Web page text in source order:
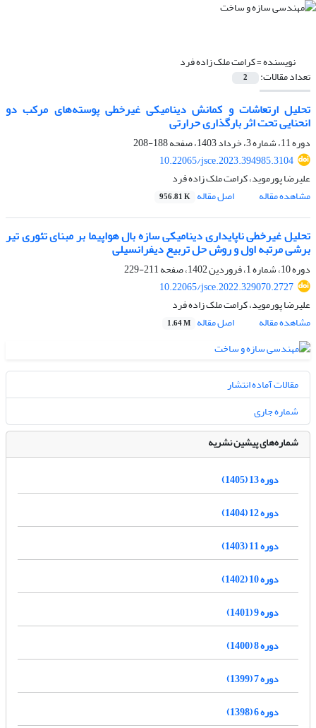
نویسنده =کرامت ملک زاده فرد
تعداد مقالات: 2
تحلیل ارتعاشات و کمانش دینامیکی غیرخطی پوسته‌های مرکب دو
انحنایی تحت اثر بارگذاری حرارتی
دوره 11، شماره 3، خرداد 1403، صفحه
188-208
10.22065/jsce.2023.394985.3104
علیرضا پورموید، کرامت ملک زاده فرد
مشاهده مقاله
اصل مقاله 956.81 K
تحلیل غیرخطی ناپایداری دینامیکی سازه بال هواپیما بر مبنای تئوری تیر
برشی مرتبه اول و روش حل تربیع دیفرانسیلی
دوره 10، شماره 1، فروردین 1402، صفحه
211-229
10.22065/jsce.2022.329070.2727
علیرضا پورموید، کرامت ملک زاده فرد
مشاهده مقاله
اصل مقاله 1.64 M
مقالات آماده انتشار
شماره جاری
شماره‌های پیشین نشریه
دوره 13 (1405)
دوره 12 (1404)
دوره 11 (1403)
دوره 10 (1402)
دوره 9 (1401)
دوره 8 (1400)
دوره 7 (1399)
دوره 6 (1398)